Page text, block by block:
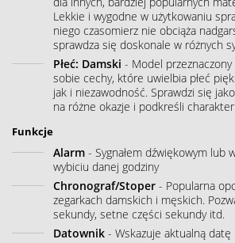
Lekkie i wygodne w użytkowaniu
niego czasomierz nie obciąża
sprawdza się doskonale w różnych
Płeć: Damski - Model
sobie cechy, które uwielbia płeć
jak i niezawodność. Sprawdzi się
na różne okazje i podkreśli charakter
Funkcje
Alarm - Sygnałem dźwiękowym lub
wybiciu danej godziny
Chronograf/Stoper - Popularna
zegarkach damskich i męskich.
sekundy, setne części sekundy itd.
Datownik - Wskazuje aktualną datę